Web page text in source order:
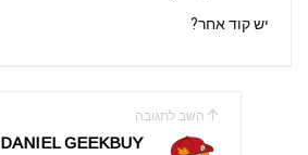
יש קוד אחר?
השב לתגובה
DANIEL GEEKBUY